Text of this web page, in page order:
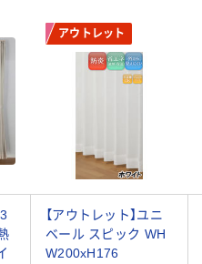
アウトレット
【アウトレット】ユニ
ベール スピック WH
W200xH176